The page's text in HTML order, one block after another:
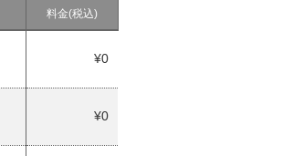
料金(税込)
¥0
¥0